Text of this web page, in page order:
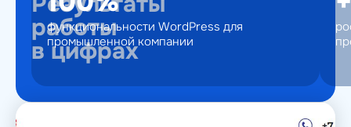
работы
в цифрах
функциональности WordPress для
промышленной компании